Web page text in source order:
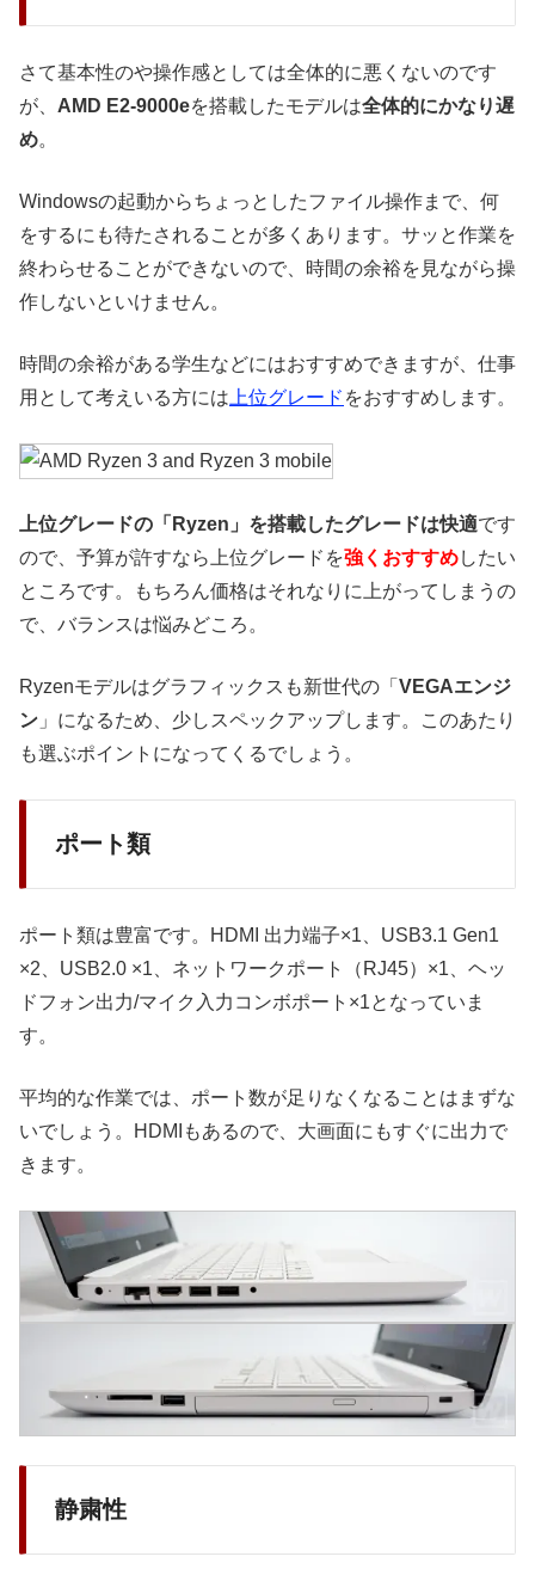
さて基本性のや操作感としては全体的に悪くないのです
が、 AMD E2-9000eを搭載したモデルは全体的にかなり遅
め。
Windowsの起動からちょっとしたファイル操作まで、何
をするにも待たされることが多くあります。サッと作業を
終わらせることができないので、時間の余裕を見ながら操
作しないといけません。
時間の余裕がある学生などにはおすすめできますが、仕事
用として考えいる方には 上位グレード をおすすめします。
上位グレードの「Ryzen」を搭載したグレードは快適です
ので、予算が許すなら上位グレードを強くおすすめしたい
ところです。もちろん価格はそれなりに上がってしまうの
で、バランスは悩みどころ。
Ryzenモデルはグラフィックスも新世代の「 VEGAエンジ
ン 」になるため、少しスペックアップします。このあたり
も選ぶポイントになってくるでしょう。
ポート類
ポート類は豊富です。HDMI 出力端子×1、USB3.1 Gen1
×2、USB2.0 ×1、ネットワークポート（RJ45）×1、ヘッ
ドフォン出力/マイク入力コンボポート×1となっていま
す。
平均的な作業では、ポート数が足りなくなることはまずな
いでしょう。HDMIもあるので、大画面にもすぐに出力で
きます。
静粛性